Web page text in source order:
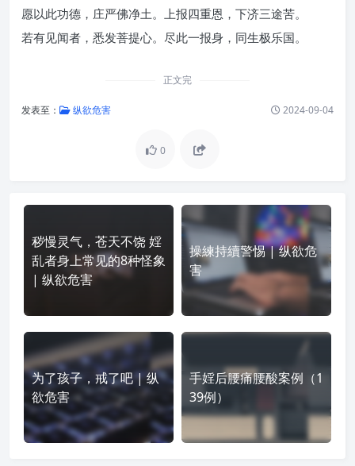
愿以此功德，庄严佛净土。上报四重恩，下济三途苦。
若有见闻者，悉发菩提心。尽此一报身，同生极乐国。
正文完
发表至： 纵欲危害 2024-09-04
0
秽慢灵气，苍天不饶 婬
乱者身上常见的8种怪象
| 纵欲危害
操練持續警惕 | 纵欲危
害
为了孩子，戒了吧 | 纵
欲危害
手婬后腰痛腰酸案例（1
39例）